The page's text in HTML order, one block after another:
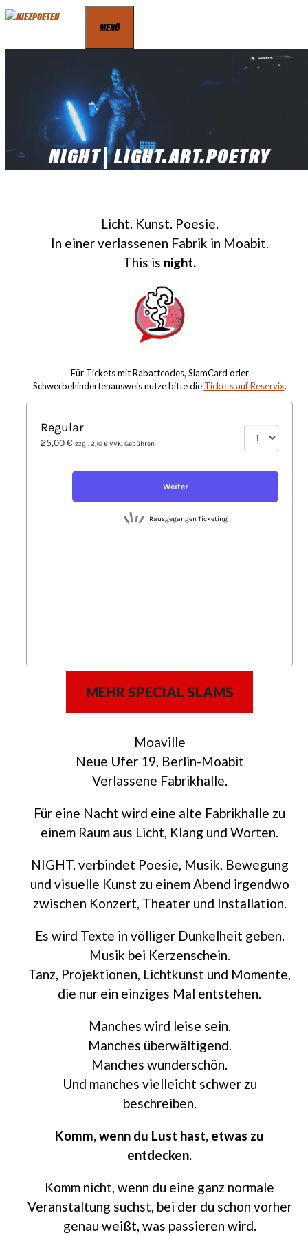
Zum
springen
MENÜ
NIGHT | LIGHT.ART.POETRY
Licht. Kunst. Poesie.
In einer verlassenen Fabrik in Moabit.
This is night.
Für Tickets mit Rabattcodes, SlamCard oder
Schwerbehindertenausweis nutze bitte die Tickets auf Reservix.
MEHR SPECIAL SLAMS
Moaville
Neue Ufer 19, Berlin-Moabit
Verlassene Fabrikhalle.
Für eine Nacht wird eine alte Fabrikhalle zu
einem Raum aus Licht, Klang und Worten.
NIGHT. verbindet Poesie, Musik, Bewegung
und visuelle Kunst zu einem Abend irgendwo
zwischen Konzert, Theater und Installation.
Es wird Texte in völliger Dunkelheit geben.
Musik bei Kerzenschein.
Tanz, Projektionen, Lichtkunst und Momente,
die nur ein einziges Mal entstehen.
Manches wird leise sein.
Manches überwältigend.
Manches wunderschön.
Und manches vielleicht schwer zu
beschreiben.
Komm, wenn du Lust hast, etwas zu
entdecken.
Komm nicht, wenn du eine ganz normale
Veranstaltung suchst, bei der du schon vorher
genau weißt, was passieren wird.